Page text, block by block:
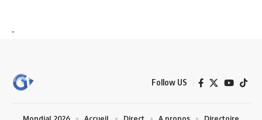
-
Follow US